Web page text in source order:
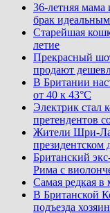
36-летняя
брак идеальным
Старейшая
летие
Прекрасный
продают
В Британии
от 40 к 43°C
Электрик стал
претендентов
Жители Шри-
президентском
Британский
Рима с
Самая редкая в
В Британской
подъезда